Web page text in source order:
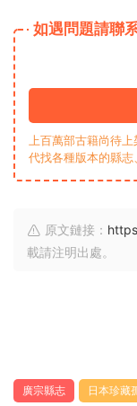
如遇問題請聯
上百萬部古籍尚待
代找各種版本的縣
原文鏈接：
載請注明出處。
廣宗縣志 日本珍藏